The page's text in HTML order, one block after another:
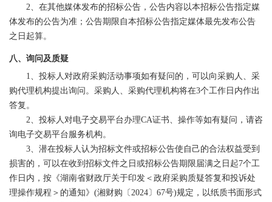
2、在其他媒体发布的招标公告，公告内容以本招标公告指定媒
体发布的公告为准；公告期限自本招标公告指定媒体最先发布公告
之日起算。
八、询问及质疑
1、投标人对政府采购活动事项如有疑问的，可以向采购人、采
购代理机构提出询问。采购人、采购代理机构将在3个工作日内作出
答复。
2、投标人对电子交易平台办理CA证书、操作等如有疑问，请咨
询电子交易平台服务机构。
3、潜在投标人认为招标文件或招标公告使自己的合法权益受到
损害的，可以在收到招标文件之日或招标公告期限届满之日起7个工
作日内，按《湖南省财政厅关于印发＜政府采购质疑答复和投诉处
理操作规程＞的通知》(湘财购〔2024〕67号)规定，以纸质书面形式